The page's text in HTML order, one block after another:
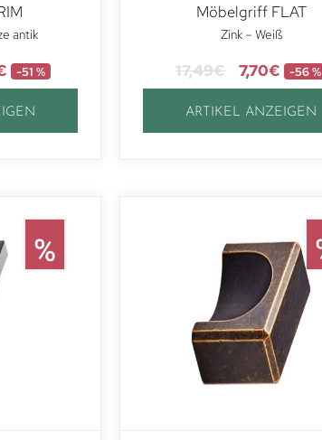
antik
-51 %
Möbelgriff FLAT
Zink – Weiß
17,49€ 7,70€ -56 %
ARTIKEL ANZEIGEN